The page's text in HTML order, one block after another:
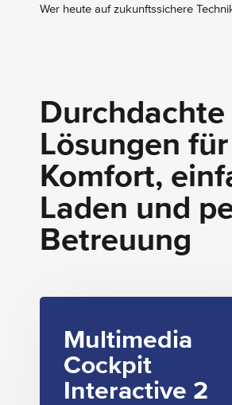
Wer heute auf zukunftssichere
Durchdachte
Lösungen
Komfort,
Laden und
Betreuung
Multimedia
Cockpit
Interactive 2